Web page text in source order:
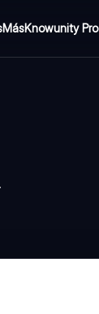
MásKnowunity Pro